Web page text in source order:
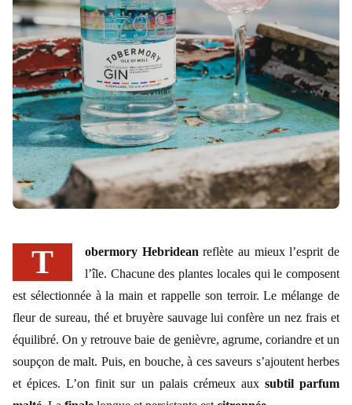
Tobermory Hebrideanreflète au mieux l’esprit de
l’île. Chacune des plantes locales qui le composent
est sélectionnée à la main et rappelle son terroir. Le mélange de
fleur de sureau, thé et bruyère sauvage lui confère un nez frais et
équilibré. On y retrouve baie de genièvre, agrume, coriandre et un
soupçon de malt. Puis, en bouche, à ces saveurs s’ajoutent herbes
et épices. L’on finit sur un palais crémeux aux subtil parfum